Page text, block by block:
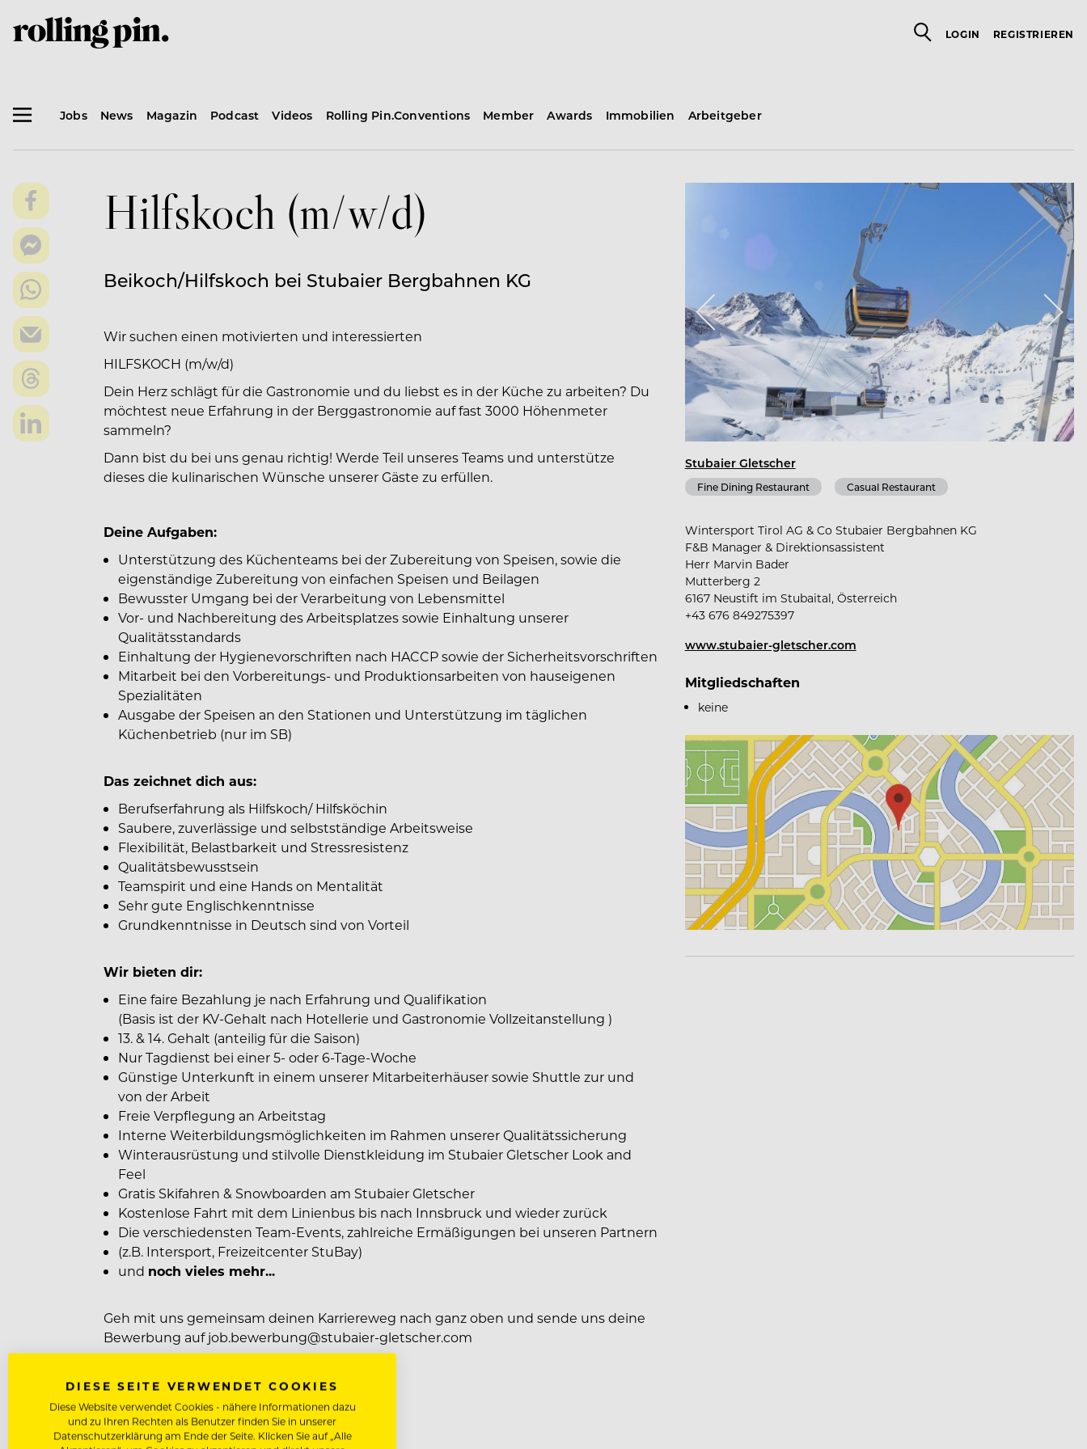
LOGIN REGISTRIEREN
Jobs News Magazin Podcast Videos Rolling Pin.Conventions Member Awards Immobilien Arbeitgeber
Hilfskoch (m/w/d)
Beikoch/Hilfskoch bei Stubaier Bergbahnen KG
Wir suchen einen motivierten und interessierten
HILFSKOCH (m/w/d)
Dein Herz schlägt für die Gastronomie und du liebst es in der Küche zu arbeiten? Du
möchtest neue Erfahrung in der Berggastronomie auf fast 3000 Höhenmeter
sammeln?
Dann bist du bei uns genau richtig! Werde Teil unseres Teams und unterstütze
dieses die kulinarischen Wünsche unserer Gäste zu erfüllen.
Deine Aufgaben:
Unterstützung des Küchenteams bei der Zubereitung von Speisen, sowie die
eigenständige Zubereitung von einfachen Speisen und Beilagen
Bewusster Umgang bei der Verarbeitung von Lebensmittel
Vor- und Nachbereitung des Arbeitsplatzes sowie Einhaltung unserer
Qualitätsstandards
Einhaltung der Hygienevorschriften nach HACCP sowie der Sicherheitsvorschriften
Mitarbeit bei den Vorbereitungs- und Produktionsarbeiten von hauseigenen
Spezialitäten
Ausgabe der Speisen an den Stationen und Unterstützung im täglichen
Küchenbetrieb (nur im SB)
Das zeichnet dich aus:
Berufserfahrung als Hilfskoch/ Hilfsköchin
Saubere, zuverlässige und selbstständige Arbeitsweise
Flexibilität, Belastbarkeit und Stressresistenz
Qualitätsbewusstsein
Teamspirit und eine Hands on Mentalität
Sehr gute Englischkenntnisse
Grundkenntnisse in Deutsch sind von Vorteil
Wir bieten dir:
Eine faire Bezahlung je nach Erfahrung und Qualifikation
(Basis ist der KV-Gehalt nach Hotellerie und Gastronomie Vollzeitanstellung )
13. & 14. Gehalt (anteilig für die Saison)
Nur Tagdienst bei einer 5- oder 6-Tage-Woche
Günstige Unterkunft in einem unserer Mitarbeiterhäuser sowie Shuttle zur und
von der Arbeit
Freie Verpflegung an Arbeitstag
Interne Weiterbildungsmöglichkeiten im Rahmen unserer Qualitätssicherung
Winterausrüstung und stilvolle Dienstkleidung im Stubaier Gletscher Look and
Feel
Gratis Skifahren & Snowboarden am Stubaier Gletscher
Kostenlose Fahrt mit dem Linienbus bis nach Innsbruck und wieder zurück
Die verschiedensten Team-Events, zahlreiche Ermäßigungen bei unseren Partnern
(z.B. Intersport, Freizeitcenter StuBay)
und noch vieles mehr...
Geh mit uns gemeinsam deinen Karriereweg nach ganz oben und sende uns deine
Bewerbung auf job.bewerbung@stubaier-gletscher.com
Wir freuen uns auf dich!
Stubaier Gletscher
Fine Dining Restaurant Casual Restaurant
Wintersport Tirol AG & Co Stubaier Bergbahnen KG
F&B Manager & Direktionsassistent
Herr Marvin Bader
Mutterberg 2
6167 Neustift im Stubaital, Österreich
+43 676 849275397
www.stubaier-gletscher.com
Mitgliedschaften
keine
DIESE SEITE VERWENDET COOKIES
Diese Website verwendet Cookies - nähere Informationen dazu
und zu Ihren Rechten als Benutzer finden Sie in unserer
Datenschutzerklärung am Ende der Seite. Klicken Sie auf „Alle